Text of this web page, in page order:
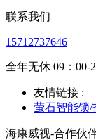
联系我们
15712737646
全年无休 09：00-
友情链接 :
萤石智能锁/
海康威视-合作伙